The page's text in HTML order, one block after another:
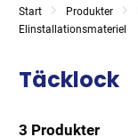
Start Produkter
Elinstallationsmateriel
Täcklock
3 Produkter